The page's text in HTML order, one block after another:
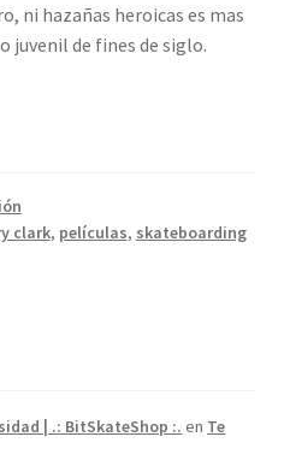
ni hazañas heroicas es mas
juvenil de fines de siglo.
clark, películas, skateboarding
| .: BitSkateShop :. en Te